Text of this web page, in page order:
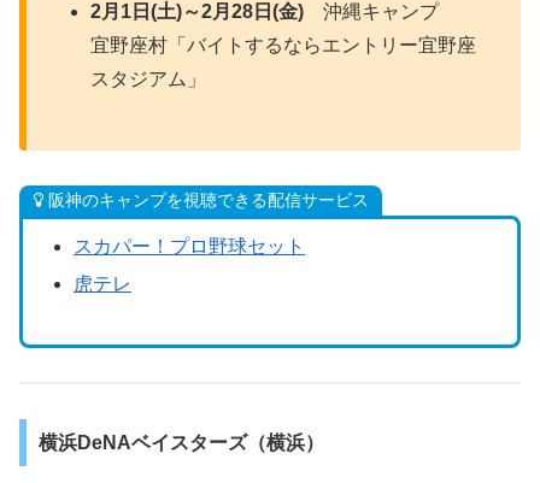
2月1日(土)～2月28日(金) 沖縄キャンプ
宜野座村「バイトするならエントリー宜野座
スタジアム」
阪神のキャンプを視聴できる配信サービス
スカパー！プロ野球セット
虎テレ
横浜DeNAベイスターズ（横浜）